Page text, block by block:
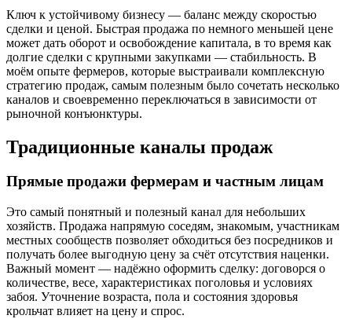
Ключ к устойчивому бизнесу — баланс между скоростью
сделки и ценой. Быстрая продажа по немного меньшей цене
может дать оборот и освобождение капитала, в то время как
долгие сделки с крупными закупками — стабильность. В
моём опыте фермеров, которые выстраивали комплексную
стратегию продаж, самым полезным было сочетать несколько
каналов и своевременно переключаться в зависимости от
рыночной конъюнктуры.
Традиционные каналы продаж
Прямые продажи фермерам и частным лицам
Это самый понятный и полезный канал для небольших
хозяйств. Продажа напрямую соседям, знакомым, участникам
местных сообществ позволяет обходиться без посредников и
получать более выгодную цену за счёт отсутствия наценки.
Важный момент — надёжно оформить сделку: договорся о
количестве, весе, характеристиках поголовья и условиях
забоя. Уточнение возраста, пола и состояния здоровья
крольчат влияет на цену и спрос.